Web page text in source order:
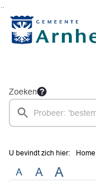
Zoeken
U bevindt zich hier: Home
A A A